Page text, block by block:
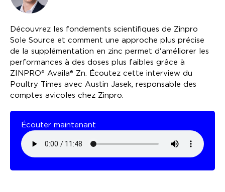
Découvrez les fondements scientifiques de Zinpro
Sole Source et comment une approche plus précise
de la supplémentation en zinc permet d'améliorer les
performances à des doses plus faibles grâce à
ZINPRO® Availa® Zn. Écoutez cette interview du
Poultry Times avec Austin Jasek, responsable des
comptes avicoles chez Zinpro.
Écouter maintenant